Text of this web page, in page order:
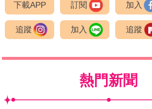
下載APP 訂閱 加入
追蹤 加入 追蹤
熱門新聞